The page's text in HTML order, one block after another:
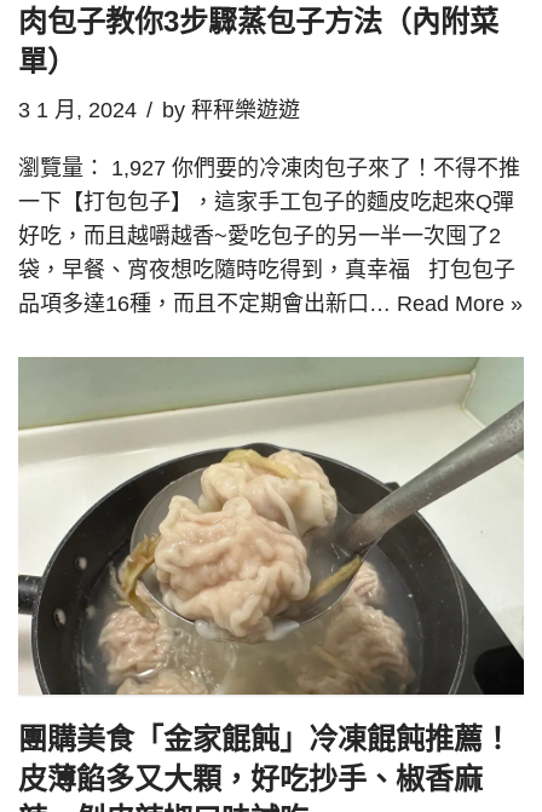
肉包子教你3步驟蒸包子方法（內附菜
單）
3 1 月, 2024 by 秤秤樂遊遊
瀏覽量： 1,927 你們要的冷凍肉包子來了！不得不推
一下【打包包子】，這家手工包子的麵皮吃起來Q彈
好吃，而且越嚼越香~愛吃包子的另一半一次囤了2
袋，早餐、宵夜想吃隨時吃得到，真幸福 打包包子
品項多達16種，而且不定期會出新口… Read More »
團購美食「金家餛飩」冷凍餛飩推薦！
皮薄餡多又大顆，好吃抄手、椒香麻